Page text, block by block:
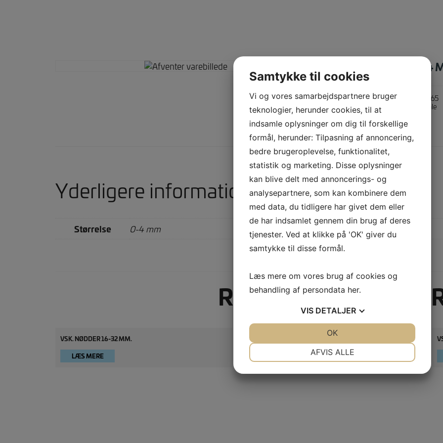
STENMEL 0-4
Varenummer (SKU):
165
Kategori:
Bakkemateriale
Yderligere information
Yderligere information
Størrelse 0-4 mm
RELATEREDE
VSK. NØDDER 16-32 MM.
LÆS MERE
BROLÆGGERGRUS 0-8 MM.
Samtykke til cookies
Vi og vores samarbejdspartnere bruger
teknologier, herunder cookies, til at
indsamle oplysninger om dig til forskellige
formål, herunder: Tilpasning af annoncering,
bedre brugeroplevelse, funktionalitet,
statistik og marketing. Disse oplysninger
kan blive delt med annoncerings- og
analysepartnere, som kan kombinere dem
med data, du tidligere har givet dem eller
de har indsamlet gennem din brug af deres
tjenester. Ved at klikke på 'OK' giver du
samtykke til disse formål.
Læs mere om vores brug af cookies og
behandling af persondata her.
VIS DETALJER
AFVIS ALLE
OK